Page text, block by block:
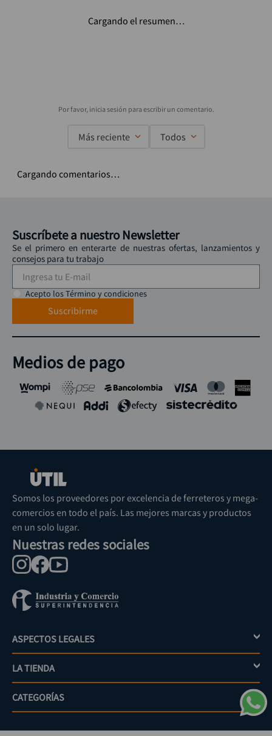
Cargando el resumen…
Más reciente Todos
Cargando comentarios…
Suscríbete a nuestro Newsletter
Se el primero en enterarte de nuestras ofertas, lanzamientos y
consejos para tu trabajo
Acepto los Término y condiciones
Suscribirme
Medios de pago
Somos los proveedores por excelencia de ferreteros y mega-
comercios en todo el país. Las mejores marcas y productos
en un solo lugar.
Nuestras redes sociales
ASPECTOS LEGALES +
Política de tratamiento de datos personales
Términos y condiciones
LA TIENDA +
Mi cuenta
PQRs
CATEGORÍAS
Jardinería